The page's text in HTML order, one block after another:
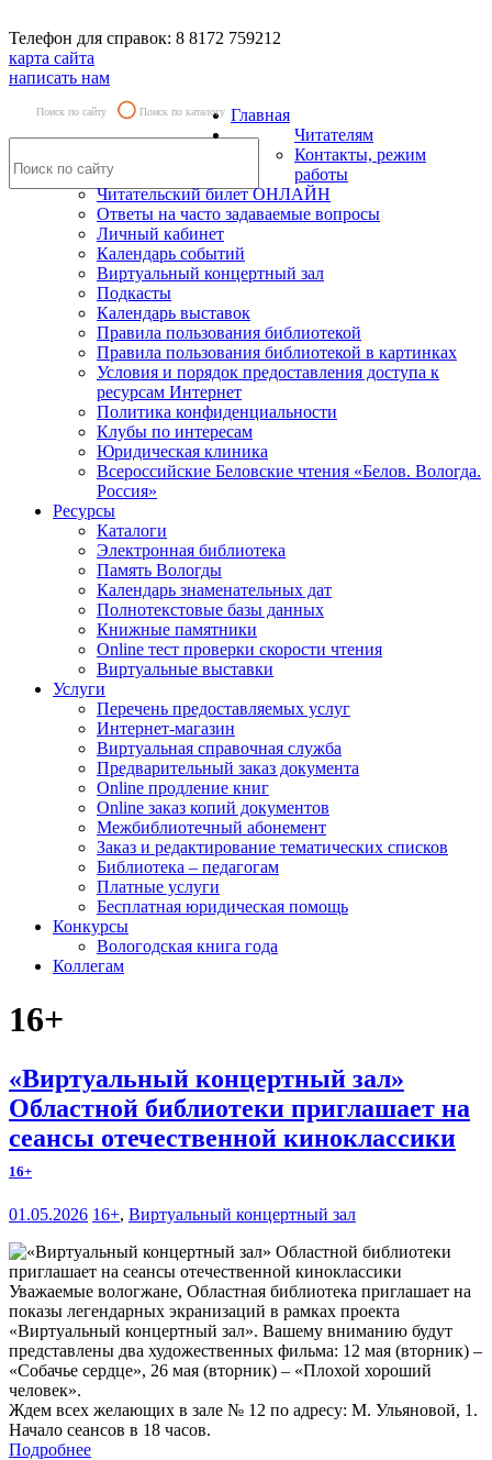
Телефон для справок: 8 8172 759212
карта сайта
написать нам
Поиск по сайту Поиск по каталогу Главная
Читателям
Контакты, режим
работы
Читательский билет ОНЛАЙН
Ответы на часто задаваемые вопросы
Личный кабинет
Календарь событий
Виртуальный концертный зал
Подкасты
Календарь выставок
Правила пользования библиотекой
Правила пользования библиотекой в картинках
Условия и порядок предоставления доступа к
ресурсам Интернет
Политика конфиденциальности
Клубы по интересам
Юридическая клиника
Всероссийские Беловские чтения «Белов. Вологда.
Россия»
Ресурсы
Каталоги
Электронная библиотека
Память Вологды
Календарь знаменательных дат
Полнотекстовые базы данных
Книжные памятники
Online тест проверки скорости чтения
Виртуальные выставки
Услуги
Перечень предоставляемых услуг
Интернет-магазин
Виртуальная справочная служба
Предварительный заказ документа
Online продление книг
Online заказ копий документов
Межбиблиотечный абонемент
Заказ и редактирование тематических списков
Библиотека – педагогам
Платные услуги
Бесплатная юридическая помощь
Конкурсы
Вологодская книга года
Коллегам
16+
«Виртуальный концертный зал»
Областной библиотеки приглашает на
сеансы отечественной киноклассики
16+
01.05.2026 16+, Виртуальный концертный зал
Уважаемые вологжане, Областная библиотека приглашает на
показы легендарных экранизаций в рамках проекта
«Виртуальный концертный зал». Вашему вниманию будут
представлены два художественных фильма: 12 мая (вторник) –
«Собачье сердце», 26 мая (вторник) – «Плохой хороший
человек».
Ждем всех желающих в зале № 12 по адресу: М. Ульяновой, 1.
Начало сеансов в 18 часов.
Подробнее